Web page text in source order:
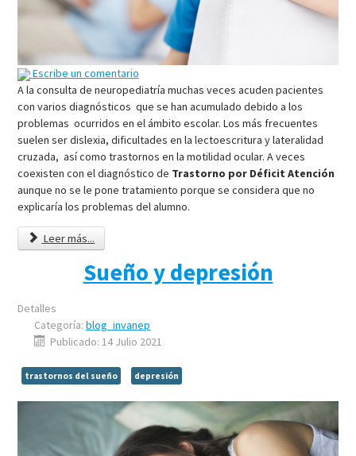
Escribe un comentario
A la consulta de neuropediatría muchas veces acuden pacientes
con varios diagnósticos que se han acumulado debido a los
problemas ocurridos en el ámbito escolar. Los más frecuentes
suelen ser dislexia, dificultades en la lectoescritura y lateralidad
cruzada, así como trastornos en la motilidad ocular. A veces
coexisten con el diagnóstico de Trastorno por Déficit Atención
aunque no se le pone tratamiento porque se considera que no
explicaría los problemas del alumno.
Leer más...
Sueño y depresión
Detalles
Categoría: blog_invanep
Publicado: 14 Julio 2021
trastornos del sueño depresión